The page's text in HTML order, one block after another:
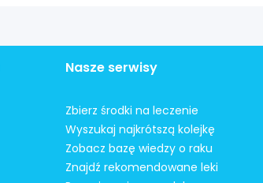
Nasze serwisy
Zbierz środki na leczenie
Wyszukaj najkrótszą kolejkę
Zobacz bazę wiedzy o raku
Znajdź rekomendowane leki